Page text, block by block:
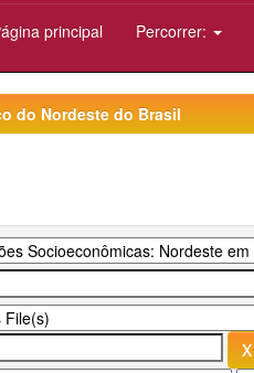
principal Percorrer:
do Nordeste do Brasil